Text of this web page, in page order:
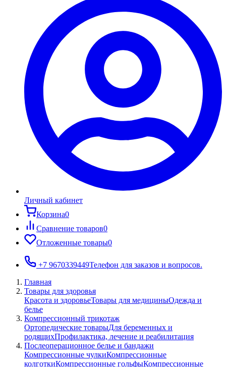
Личный кабинет
Корзина0
Сравнение товаров0
Отложенные товары0
+7 9670339449Телефон для заказов и вопросов.
Главная
Товары для здоровья
Красота и здоровьеТовары для медициныОдежда и
белье
Компрессионный трикотаж
Ортопедические товарыДля беременных и
родящихПрофилактика, лечение и реабилитация
Послеоперационное белье и бандажи
Компрессионные чулкиКомпрессионные
колготкиКомпрессионные гольфыКомпрессионные